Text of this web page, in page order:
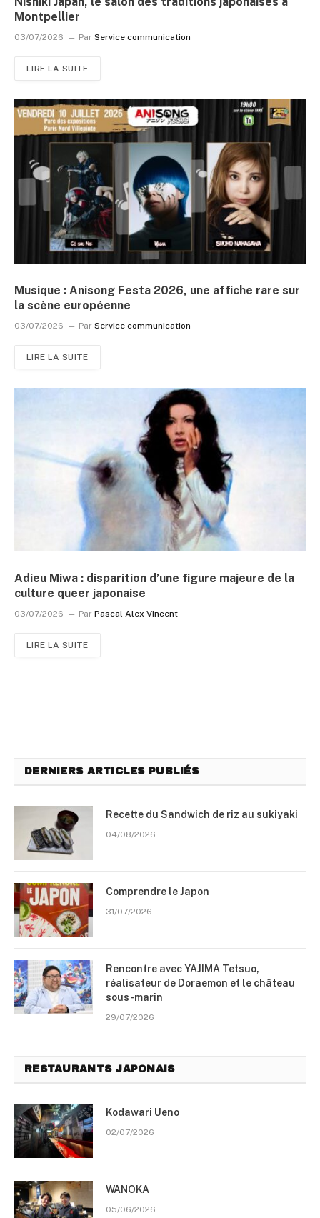
Montpellier
03/07/2026 Par Service communication
LIRE LA SUITE
Musique : Anisong Festa 2026, une affiche rare sur
la scène européenne
03/07/2026 Par Service communication
LIRE LA SUITE
Adieu Miwa : disparition d’une figure majeure de la
culture queer japonaise
03/07/2026 Par Pascal Alex Vincent
LIRE LA SUITE
DERNIERS ARTICLES PUBLIÉS
Recette du Sandwich de riz au sukiyaki
04/08/2026
Comprendre le Japon
31/07/2026
Rencontre avec YAJIMA Tetsuo,
réalisateur de Doraemon et le château
sous-marin
29/07/2026
RESTAURANTS JAPONAIS
Kodawari Ueno
02/07/2026
WANOKA
05/06/2026